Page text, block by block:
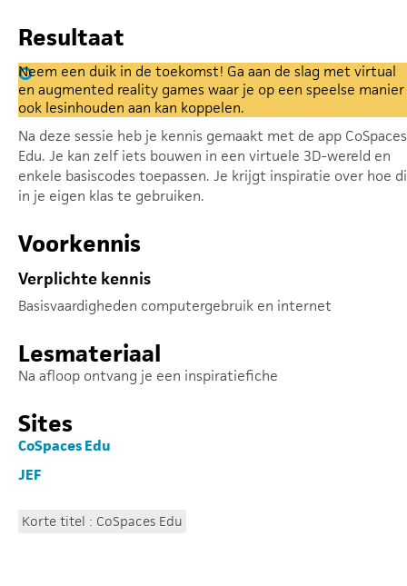
Resultaat
Neem een duik in de toekomst! Ga aan de slag met virtual
en augmented reality games waar je op een speelse manier
ook lesinhouden aan kan koppelen.
Na deze sessie heb je kennis gemaakt met de app CoSpaces
Edu. Je kan zelf iets bouwen in een virtuele 3D-wereld en
enkele basiscodes toepassen. Je krijgt inspiratie over hoe
in je eigen klas te gebruiken.
Voorkennis
Verplichte kennis
Basisvaardigheden computergebruik en internet
Lesmateriaal
Na afloop ontvang je een inspiratiefiche
Sites
CoSpaces Edu
JEF
Korte titel : CoSpaces Edu